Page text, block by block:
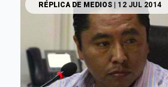
RÉPLICA DE MEDIOS| 12 JUL 2014